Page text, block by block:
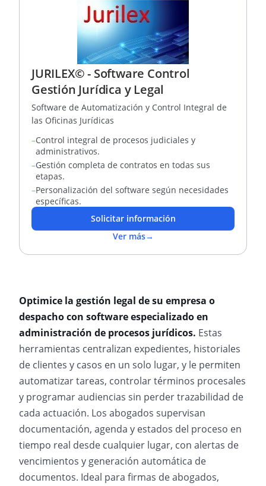
JURILEX© - Software Control
Gestión Jurídica y Legal
Software de Automatización y Control Integral de
las Oficinas Jurídicas
–Control integral de procesos judiciales y
administrativos.
–Gestión completa de contratos en todas sus
etapas.
–Personalización del software según necesidades
específicas.
Solicitar información
Ver más→
Optimice la gestión legal de su empresa o
despacho con software especializado en
administración de procesos jurídicos. Estas
herramientas centralizan expedientes, historiales
de clientes y casos en un solo lugar, y le permiten
automatizar tareas, controlar términos procesales
y programar audiencias sin perder trazabilidad de
cada actuación. Los abogados supervisan
documentación, agenda y estados del proceso en
tiempo real desde cualquier lugar, con alertas de
vencimientos y generación automática de
documentos. Ideal para firmas de abogados,